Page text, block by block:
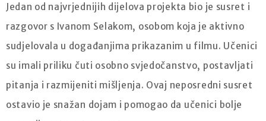
Jedan od najvrjednijih dijelova projekta bio je susret i
razgovor s Ivanom Selakom, osobom koja je aktivno
sudjelovala u događanjima prikazanim u filmu. Učenici
su imali priliku čuti osobno svjedočanstvo, postavljati
pitanja i razmijeniti mišljenja. Ovaj neposredni susret
ostavio je snažan dojam i pomogao da učenici bolje